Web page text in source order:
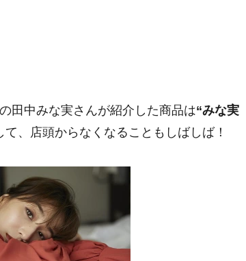
田中みな実さんが紹介した商品は“みな実
、店頭からなくなることもしばしば！